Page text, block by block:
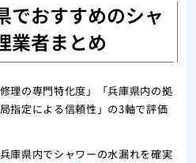
でおすすめのシャ
業者まとめ
理の専門特化度」「兵庫県内の拠
指定による信頼性」の3軸で評価
庫県内でシャワーの水漏れを確実